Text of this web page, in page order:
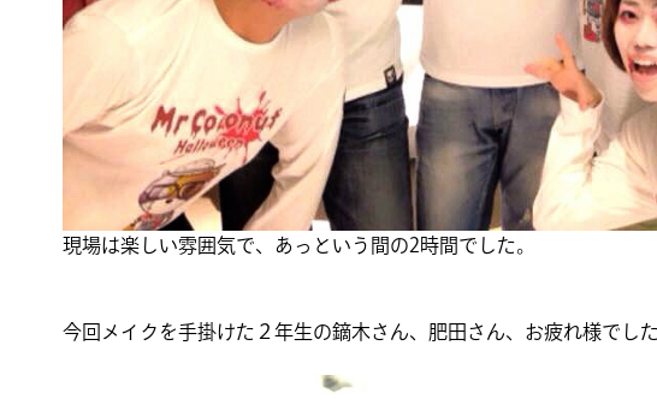
現場は楽しい雰囲気で、あっという間の2時間でした。
今回メイクを手掛けた２年生の鏑木さん、肥田さん、お疲れ様でし